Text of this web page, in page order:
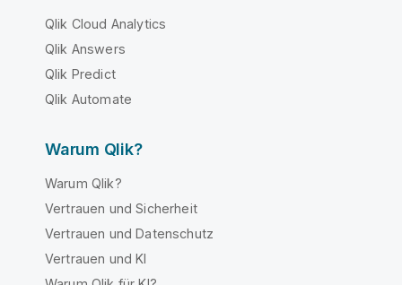
Qlik Cloud Analytics
Qlik Answers
Qlik Predict
Qlik Automate
Warum Qlik?
Warum Qlik?
Vertrauen und Sicherheit
Vertrauen und Datenschutz
Vertrauen und KI